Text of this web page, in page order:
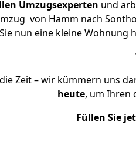
Umzugsexperten und
von Hamm nach
Sie nun eine kleine Wohnung
Zeit – wir kümmern uns
heute, um Ihren
Füllen Sie